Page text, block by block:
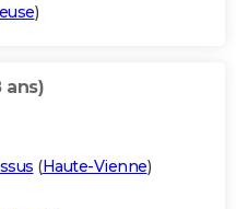
)
ans)
(Haute-Vienne)